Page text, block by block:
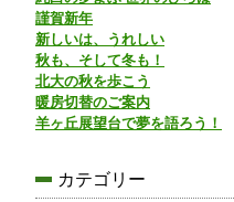
謹賀新年
新しいは、うれしい
秋も、そして冬も！
北大の秋を歩こう
暖房切替のご案内
羊ヶ丘展望台で夢を語ろう！
カテゴリー